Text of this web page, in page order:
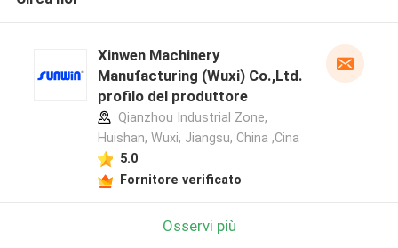
Xinwen Machinery
Manufacturing (Wuxi) Co.,Ltd.
profilo del produttore
Qianzhou Industrial Zone,
Huishan, Wuxi, Jiangsu, China ,Cina
5.0
Fornitore verificato
Osservi più